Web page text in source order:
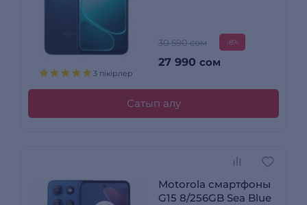
3 пікірлер
30 590 сом -8%
27 990 сом
Сатып алу
Motorola смартфоны
G15 8/256GB Sea Blue